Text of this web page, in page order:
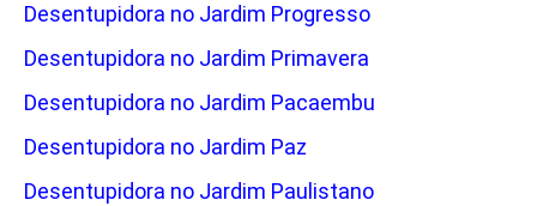
Desentupidora no Jardim Progresso
Desentupidora no Jardim Primavera
Desentupidora no Jardim Pacaembu
Desentupidora no Jardim Paz
Desentupidora no Jardim Paulistano